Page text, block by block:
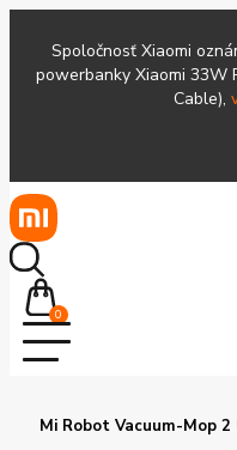
Spoločnosť Xiaomi
powerbanky Xiaomi 33W
Cable),
0
Mi Robot Vacuum-Mop